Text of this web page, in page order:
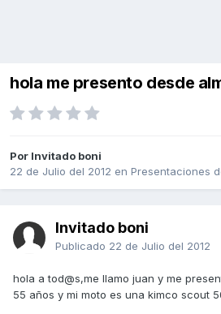
hola me presento desde
Por Invitado boni
22 de Julio del 2012 en Presentaciones
Invitado boni
Publicado 22 de Julio del 2012
hola a tod@s,me llamo juan y me
55 años y mi moto es una kimco scout